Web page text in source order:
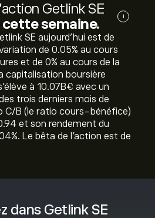
dans Getlink SE
Getlink SE
semaine.
i
SE aujourd'hui est de
de ‎0.05‎% au cours
et de ‎0‎% au cours de la
capitalisation boursière
à 10.07B‎€‎ avec un
trois derniers mois de
C/B (le ratio cours-bénéfice)
et son rendement du
Le bêta de l'action est de